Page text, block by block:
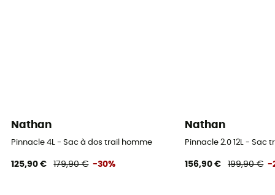
Nathan
Pinnacle 4L - Sac à dos trail homme
125,90 € 179,90 € -30%
Nathan
Pinnacle 2.0 12L - Sac
156,90 € 199,90 € -